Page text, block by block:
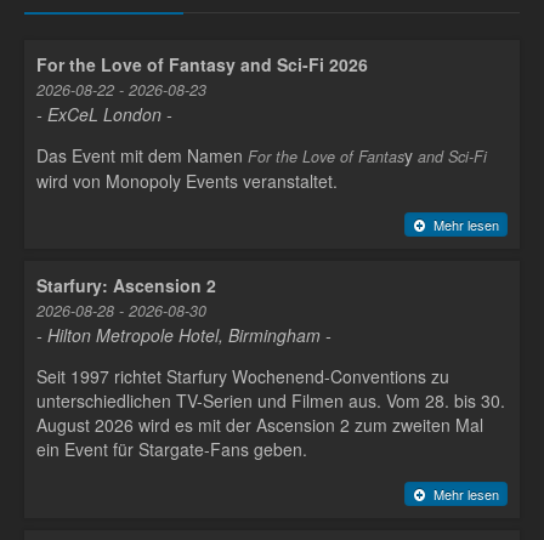
For the Love of Fantasy and Sci-Fi 2026
2026-08-22 - 2026-08-23
- ExCeL London -
Das Event mit dem Namen For the Love of Fantasy and Sci-Fi
wird von Monopoly Events veranstaltet.
Mehr lesen
Starfury: Ascension 2
2026-08-28 - 2026-08-30
- Hilton Metropole Hotel, Birmingham -
Seit 1997 richtet Starfury Wochenend-Conventions zu
unterschiedlichen TV-Serien und Filmen aus. Vom 28. bis 30.
August 2026 wird es mit der Ascension 2 zum zweiten Mal
ein Event für Stargate-Fans geben.
Mehr lesen